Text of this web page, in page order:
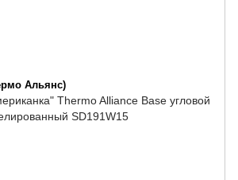
Альянс)
Thermo Alliance Base угловой
SD191W15